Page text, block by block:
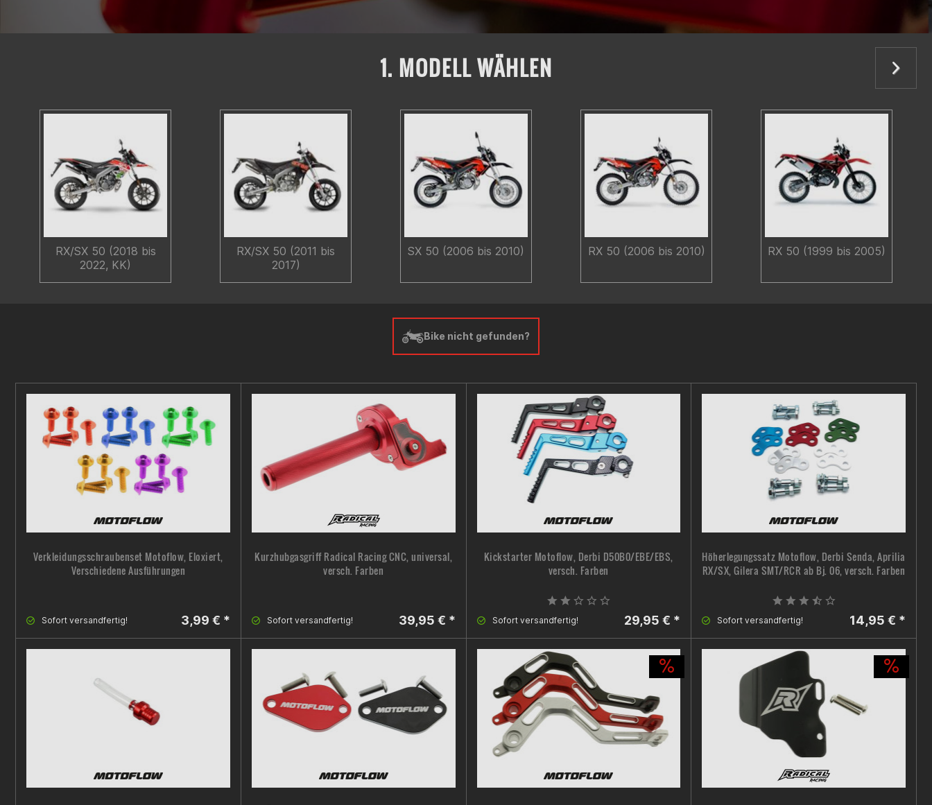
1. MODELL WÄHLEN
RX/SX 50 (2018 bis
2022, KK)
RX/SX 50 (2011 bis
2017)
SX 50 (2006 bis 2010) RX 50 (2006 bis 2010) RX 50 (1999 bis 2005)
Bike nicht gefunden?
Verkleidungsschraubenset Motoflow, Eloxiert,
Verschiedene Ausführungen
Sofort versandfertig! 3,99 € *
Kurzhubgasgriff Radical Racing CNC, universal,
versch. Farben
Sofort versandfertig! 39,95 € *
Kickstarter Motoflow, Derbi D50B0/EBE/EBS,
versch. Farben
Sofort versandfertig! 29,95 € *
Höherlegungssatz Motoflow, Derbi Senda, Aprilia
RX/SX, Gilera SMT/RCR ab Bj. 06, versch. Farben
Sofort versandfertig! 14,95 € *